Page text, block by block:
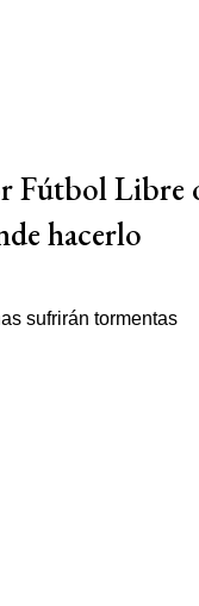
Fútbol Libre
hacerlo